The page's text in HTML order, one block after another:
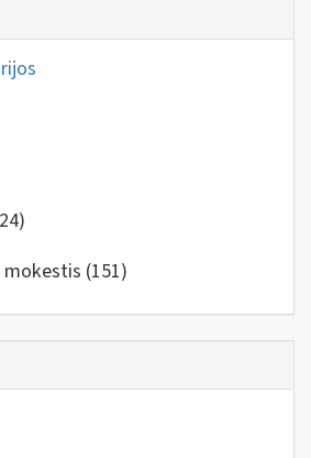
mokestis (151)